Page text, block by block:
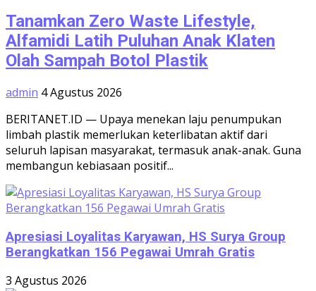
Tanamkan Zero Waste Lifestyle,
Alfamidi Latih Puluhan Anak Klaten
Olah Sampah Botol Plastik
admin 4 Agustus 2026
BERITANET.ID — Upaya menekan laju penumpukan
limbah plastik memerlukan keterlibatan aktif dari
seluruh lapisan masyarakat, termasuk anak-anak. Guna
membangun kebiasaan positif...
Apresiasi Loyalitas Karyawan, HS Surya Group
Berangkatkan 156 Pegawai Umrah Gratis
3 Agustus 2026